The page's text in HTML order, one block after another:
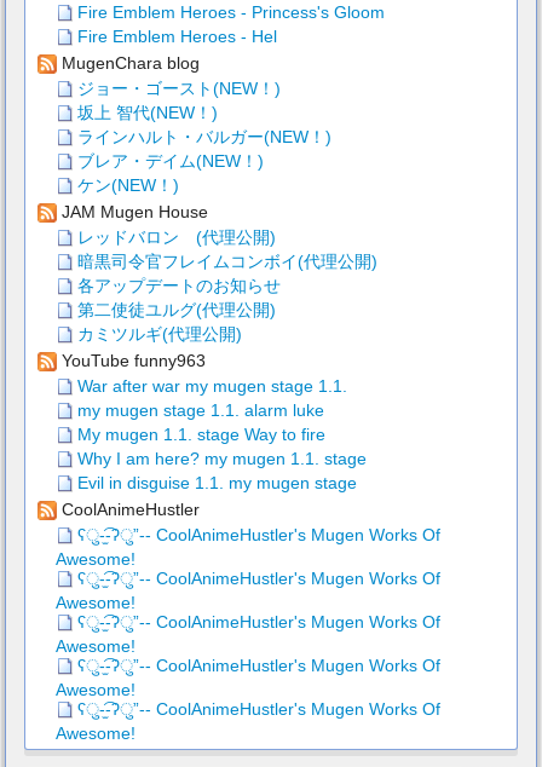
Fire Emblem Heroes - Princess's Gloom
Fire Emblem Heroes - Hel
MugenChara blog
ジョー・ゴースト(NEW！)
坂上 智代(NEW！)
ラインハルト・バルガー(NEW！)
ブレア・デイム(NEW！)
ケン(NEW！)
JAM Mugen House
レッドバロン (代理公開)
暗黒司令官フレイムコンボイ(代理公開)
各アップデートのお知らせ
第二使徒ユルグ(代理公開)
カミツルギ(代理公開)
YouTube funny963
War after war my mugen stage 1.1.
my mugen stage 1.1. alarm luke
My mugen 1.1. stage Way to fire
Why I am here? my mugen 1.1. stage
Evil in disguise 1.1. my mugen stage
CoolAnimeHustler
ʕु-̫͡-ʔु”-- CoolAnimeHustler's Mugen Works Of
Awesome!
ʕु-̫͡-ʔु”-- CoolAnimeHustler's Mugen Works Of
Awesome!
ʕु-̫͡-ʔु”-- CoolAnimeHustler's Mugen Works Of
Awesome!
ʕु-̫͡-ʔु”-- CoolAnimeHustler's Mugen Works Of
Awesome!
ʕु-̫͡-ʔु”-- CoolAnimeHustler's Mugen Works Of
Awesome!